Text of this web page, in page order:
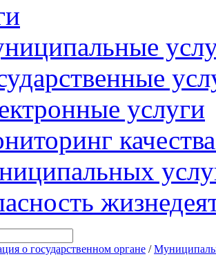
услуги
о государственном органе /